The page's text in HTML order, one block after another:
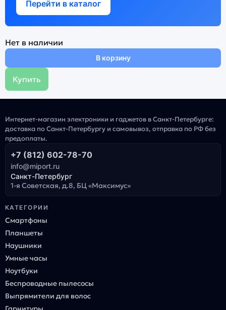
Перейти в каталог
Нет в наличии
В корзину
Купить
Интернет-магазин электроники и гаджетов в Санкт-Петербурге:
доставка по Санкт-Петербургу и самовывоз, отправка по РФ без
предоплаты.
+7 (812) 602-78-70
info@miport.ru
Санкт-Петербург
1-я Советская, д.8, БЦ «Максимус»
КАТЕГОРИИ
Смартфоны
Планшеты
Наушники
Умные часы
Ноутбуки
Беспроводные пылесосы
Выпрямители для волос